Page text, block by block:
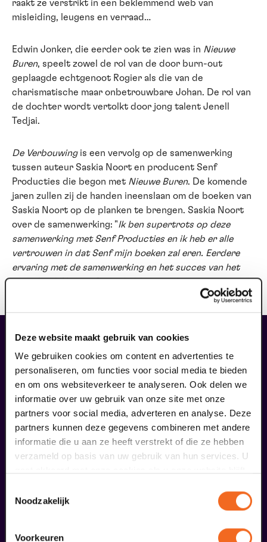
Deze website maakt gebruik van cookies
We gebruiken cookies om content en advertenties te
personaliseren, om functies voor social media te bieden
en om ons websiteverkeer te analyseren. Ook delen we
informatie over uw gebruik van onze site met onze
partners voor social media, adverteren en analyse. Deze
partners kunnen deze gegevens combineren met andere
informatie die u aan ze heeft verstrekt of die ze hebben
verzameld op basis van uw gebruik van hun services. U
Noodzakelijk
Voorkeuren
raakt ze verstrikt in een beklemmend web van
misleiding, leugens en verraad…
Edwin Jonker, die eerder ook te zien was in Nieuwe
Buren, speelt zowel de rol van de door burn-out
geplaagde echtgenoot Rogier als die van de
charismatische maar onbetrouwbare Johan. De rol van
de dochter wordt vertolkt door jong talent Jenell
Tedjai.
De Verbouwingis een vervolg op de samenwerking
tussen auteur Saskia Noort en producent Senf
Producties die begon met Nieuwe Buren. De komende
jaren zullen zij de handen ineenslaan om de boeken van
Saskia Noort op de planken te brengen. Saskia Noort
over de samenwerking: "Ik ben supertrots op deze
samenwerking met Senf Producties en ik heb er alle
vertrouwen in dat Senf mijn boeken zal eren. Eerdere
ervaring met de samenwerking en het succes van het
toneelstuk Nieuwe Buren hebben mij dit vertrouwen